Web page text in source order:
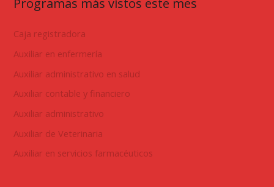
Programas más vistos este mes
Caja registradora
Auxiliar en enfermería
Auxiliar administrativo en salud
Auxiliar contable y financiero
Auxiliar administrativo
Auxiliar de Veterinaria
Auxiliar en servicios farmacéuticos